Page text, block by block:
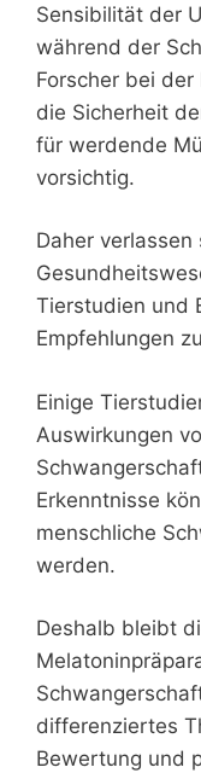
Sensibilität der
während der
Forscher bei
die Sicherheit
für werdende
vorsichtig.
Daher verlassen
Tierstudien und
Empfehlungen
Einige
Auswirkungen
Erkenntnisse
menschliche
werden.
Deshalb bleibt
differenziertes
Bewertung und